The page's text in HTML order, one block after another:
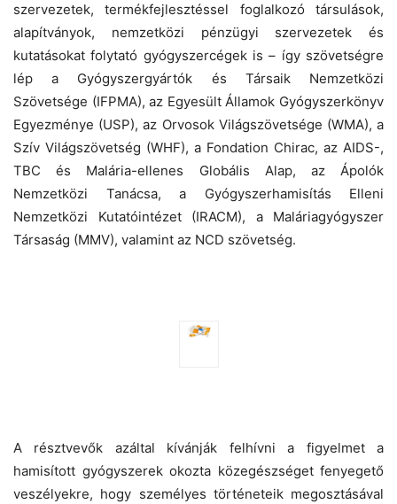
szervezetek, termékfejlesztéssel foglalkozó társulások,
alapítványok, nemzetközi pénzügyi szervezetek és
kutatásokat folytató gyógyszercégek is – így szövetségre
lép a Gyógyszergyártók és Társaik Nemzetközi
Szövetsége (IFPMA), az Egyesült Államok Gyógyszerkönyv
Egyezménye (USP), az Orvosok Világszövetsége (WMA), a
Szív Világszövetség (WHF), a Fondation Chirac, az AIDS-,
TBC és Malária-ellenes Globális Alap, az Ápolók
Nemzetközi Tanácsa, a Gyógyszerhamisítás Elleni
Nemzetközi Kutatóintézet (IRACM), a Maláriagyógyszer
Társaság (MMV), valamint az NCD szövetség.
A résztvevők azáltal kívánják felhívni a figyelmet a
hamisított gyógyszerek okozta közegészséget fenyegető
veszélyekre, hogy személyes történeteik megosztásával